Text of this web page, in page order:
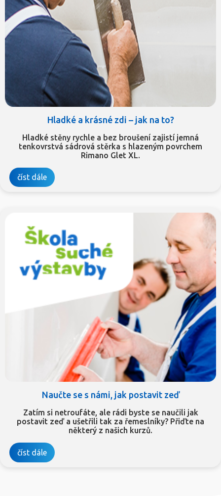
Hladké a krásné zdi – jak na to?
Hladké stěny rychle a bez broušení zajistí jemná
tenkovrstvá sádrová stěrka s hlazeným povrchem
Rimano Glet XL.
číst dále
Naučte se s námi, jak postavit zeď
Zatím si netroufáte, ale rádi byste se naučili jak
postavit zeď a ušetřili tak za řemeslníky? Přiďte na
některý z našich kurzů.
číst dále